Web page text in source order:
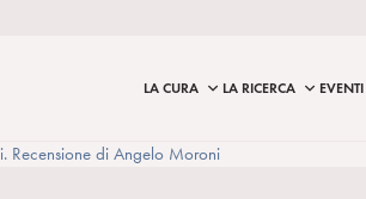
LA CURA LA RICERCA EVENTI
Recensione di Angelo Moroni